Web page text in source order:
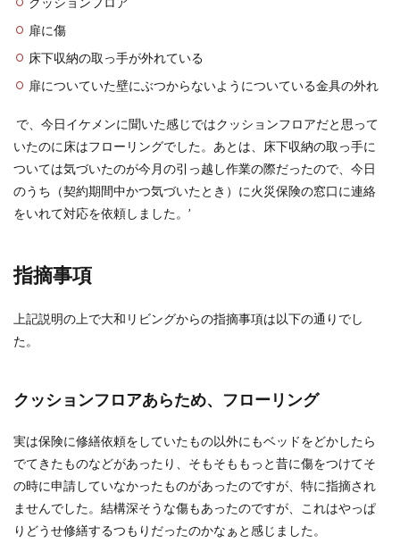
扉に傷
床下収納の取っ手が外れている
扉についていた壁にぶつからないようについている金具の外れ
で、今日イケメンに聞いた感じではクッションフロアだと思って
いたのに床はフローリングでした。あとは、床下収納の取っ手に
ついては気づいたのが今月の引っ越し作業の際だったので、今日
のうち（契約期間中かつ気づいたとき）に火災保険の窓口に連絡
をいれて対応を依頼しました。’
指摘事項
上記説明の上で大和リビングからの指摘事項は以下の通りでし
た。
クッションフロアあらため、フローリング
実は保険に修繕依頼をしていたもの以外にもベッドをどかしたら
でてきたものなどがあったり、そもそももっと昔に傷をつけてそ
の時に申請していなかったものがあったのですが、特に指摘され
ませんでした。結構深そうな傷もあったのですが、これはやっぱ
りどうせ修繕するつもりだったのかなぁと感じました。